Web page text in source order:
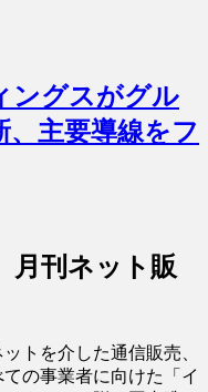
ングスがグル
主要導線をフ
月刊ネット販
トを介した通信販売、
の事業者に向けた「イ